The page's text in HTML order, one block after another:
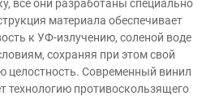
все они разработаны специально
материала обеспечивает
к УФ-излучению, соленой воде
сохраняя при этом свой
целостность. Современный винил
технологию противоскользящего